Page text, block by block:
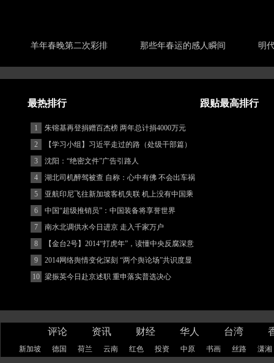
羊年春晚第二次彩排 那些年春运的感人瞬间 明
最热排行 跟贴最高排行
1
朱镕基再登捐赠百杰榜 两年总计捐4000万元
2
【学习小组】习近平走过的路（处级干部篇）
3
沈阳：“绝密文件”广告引路人
4
湖北司机醉驾被查 自称：心中有佛 不会出车祸
(图)
5
亚航印尼飞往新加坡客机失联 机上没有中国乘
客
6
中国“超级推销员”：中国装备将享誉世界
7
南水北调供水今日进京 走入千家万户
8
【金台2号】2014“打虎年”，读懂中央反腐深意
9
2014网络舆情变化深刻 “两个舆论场”共识度显
著增强
10 梁振英今日赴京述职 重申落实普选决心
评论 资讯 财经 华人 台湾
新加坡 德国 荷兰 云南 红色 投资 中原 书画 丝路 潇湘